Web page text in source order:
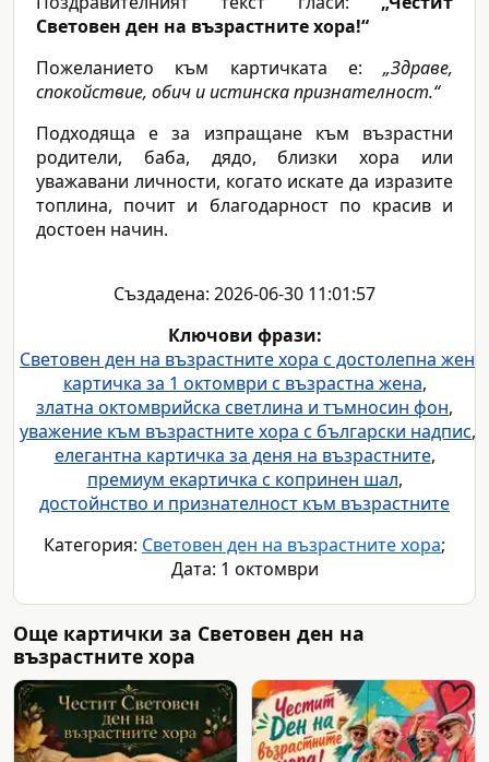
Световен ден на възрастните хора!“
Пожеланието към картичката е: „Здраве,
спокойствие, обич и истинска признателност.“
Подходяща е за изпращане към възрастни
родители, баба, дядо, близки хора или
уважавани личности, когато искате да изразите
топлина, почит и благодарност по красив и
достоен начин.
Създадена: 2026-06-30 11:01:57
Ключови фрази:
Световен ден на възрастните хора с достолепна жена
картичка за 1 октомври с възрастна жена,
златна октомврийска светлина и тъмносин фон,
уважение към възрастните хора с български надпис,
елегантна картичка за деня на възрастните,
премиум екартичка с копринен шал,
достойнство и признателност към възрастните
Категория: Световен ден на възрастните хора;
Дата: 1 октомври
Още картички за Световен ден на
възрастните хора